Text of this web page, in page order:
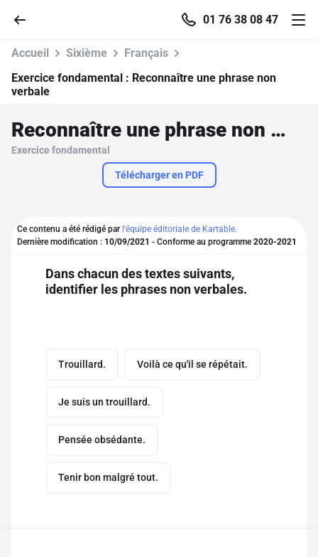
01 76 38 08 47
Parcourir
Se connecter
S'inscrire gratuitement
Accueil Sixième
Français
Exercice fondamental : Reconnaître une phrase non
verbale
Reconnaître une phrase non verbale
Exercice fondamental
Télécharger en PDF
Ce contenu a été rédigé par l'équipe éditoriale de Kartable.
Dernière modification : 10/09/2021 - Conforme au programme 2020-2021
Dans chacun des textes suivants,
identifier les phrases non verbales.
Trouillard. Voilà ce qu'il se répétait.
Je suis un trouillard.
Pensée obsédante.
Tenir bon malgré tout.